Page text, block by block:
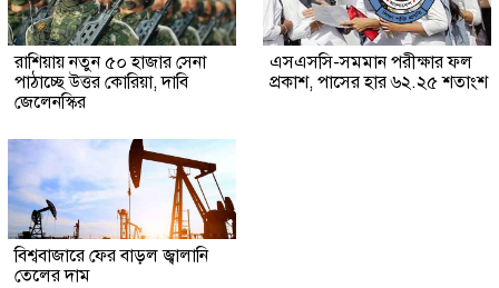
রাশিয়ায় নতুন ৫০ হাজার সেনা
পাঠাচ্ছে উত্তর কোরিয়া, দাবি
জেলেনস্কির
এসএসসি-সমমান পরীক্ষার ফল
প্রকাশ, পাসের হার ৬২.২৫ শতাংশ
বিশ্ববাজারে ফের বাড়ল জ্বালানি
তেলের দাম